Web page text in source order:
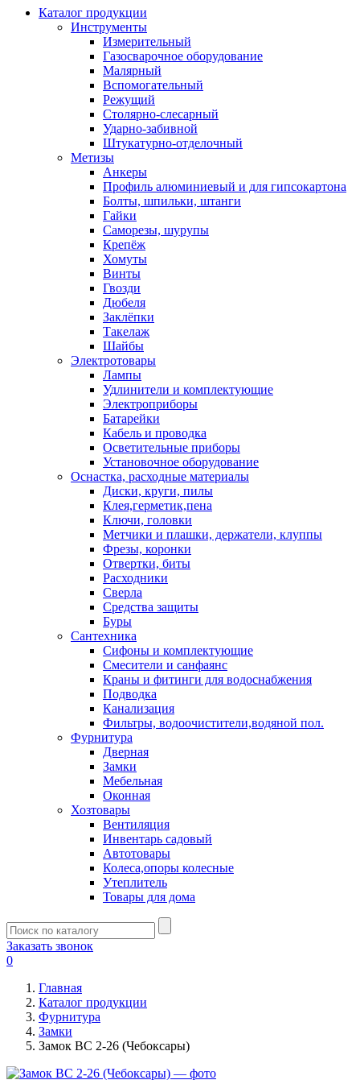
Каталог продукции
Инструменты
Измерительный
Газосварочное оборудование
Малярный
Вспомогательный
Режущий
Столярно-слесарный
Ударно-забивной
Штукатурно-отделочный
Метизы
Анкеры
Профиль алюминиевый и для гипсокартона
Болты, шпильки, штанги
Гайки
Саморезы, шурупы
Крепёж
Хомуты
Винты
Гвозди
Дюбеля
Заклёпки
Такелаж
Шайбы
Электротовары
Лампы
Удлинители и комплектующие
Электроприборы
Батарейки
Кабель и проводка
Осветительные приборы
Установочное оборудование
Оснастка, расходные материалы
Диски, круги, пилы
Клея,герметик,пена
Ключи, головки
Метчики и плашки, держатели, клуппы
Фрезы, коронки
Отвертки, биты
Расходники
Сверла
Средства защиты
Буры
Сантехника
Сифоны и комплектующие
Смесители и санфаянс
Краны и фитинги для водоснабжения
Подводка
Канализация
Фильтры, водоочистители,водяной пол.
Фурнитура
Дверная
Замки
Мебельная
Оконная
Хозтовары
Вентиляция
Инвентарь садовый
Автотовары
Колеса,опоры колесные
Утеплитель
Товары для дома
Заказать звонок
0
Главная
Каталог продукции
Фурнитура
Замки
Замок ВС 2-26 (Чебоксары)